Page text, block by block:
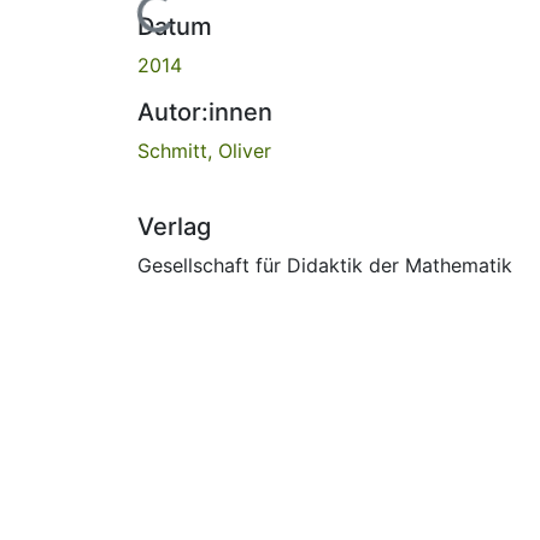
Lade...
Datum
2014
Autor:innen
Schmitt, Oliver
Verlag
Gesellschaft für Didaktik der Mathematik